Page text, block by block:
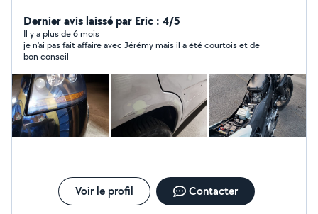
quelques passes temps. (Motos, véhicules collections,
carrosserie etc...)
Dernier avis laissé par Eric : 4/5
Il y a plus de 6 mois
je n'ai pas fait affaire avec Jérémy mais il a été courtois et de
bon conseil
Voir le profil Contacter